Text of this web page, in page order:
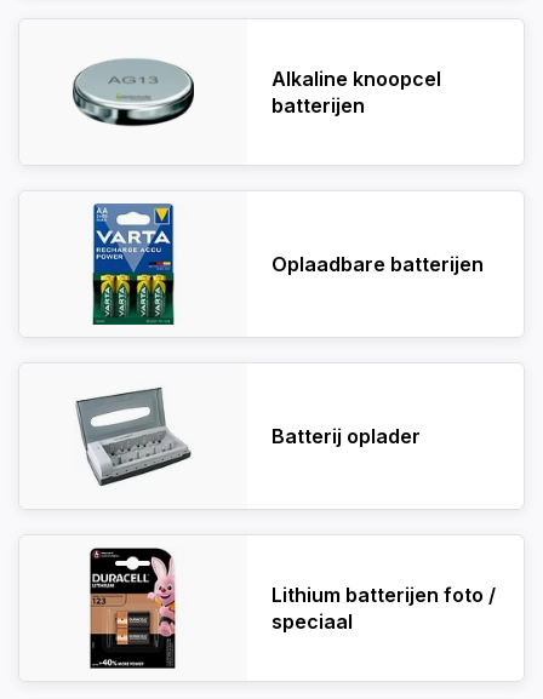
Alkaline knoopcel
batterijen
Oplaadbare batterijen
Batterij oplader
Lithium batterijen foto /
speciaal